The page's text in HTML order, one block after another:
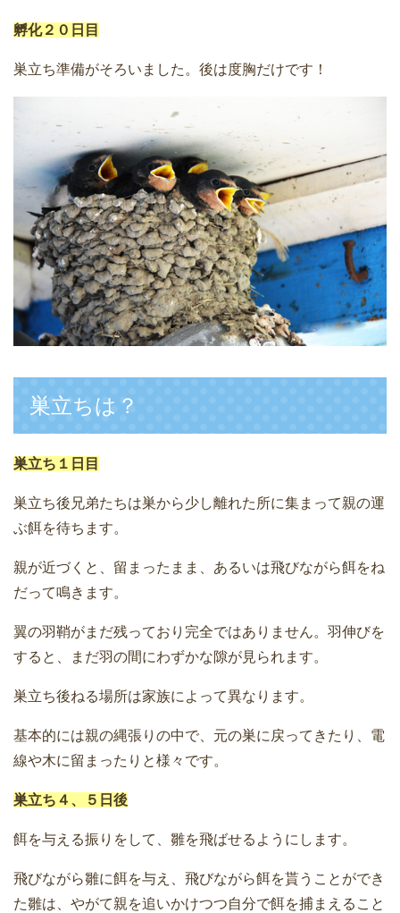
孵化２０日目
巣立ち準備がそろいました。後は度胸だけです！
巣立ちは？
巣立ち１日目
巣立ち後兄弟たちは巣から少し離れた所に集まって親の運
ぶ餌を待ちます。
親が近づくと、留まったまま、あるいは飛びながら餌をね
だって鳴きます。
翼の羽鞘がまだ残っており完全ではありません。羽伸びを
すると、まだ羽の間にわずかな隙が見られます。
巣立ち後ねる場所は家族によって異なります。
基本的には親の縄張りの中で、元の巣に戻ってきたり、電
線や木に留まったりと様々です。
巣立ち４、５日後
餌を与える振りをして、雛を飛ばせるようにします。
飛びながら雛に餌を与え、飛びながら餌を貰うことができ
た雛は、やがて親を追いかけつつ自分で餌を捕まえること